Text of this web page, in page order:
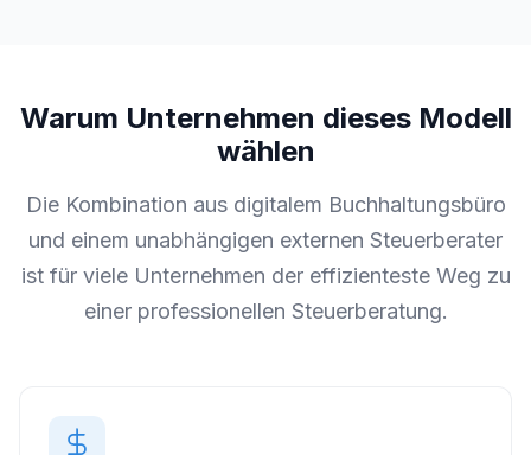
Warum Unternehmen dieses Modell
wählen
Die Kombination aus digitalem Buchhaltungsbüro
und einem unabhängigen externen Steuerberater
ist für viele Unternehmen der effizienteste Weg zu
einer professionellen Steuerberatung.